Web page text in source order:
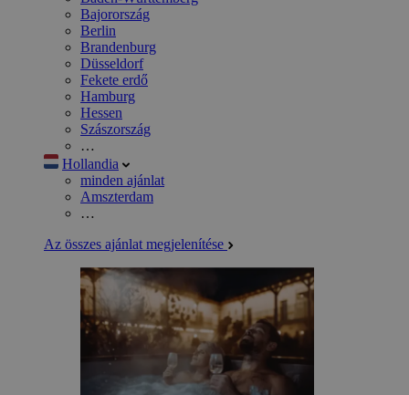
Bajorország
Berlin
Brandenburg
Düsseldorf
Fekete erdő
Hamburg
Hessen
Szászország
…
Hollandia
minden ajánlat
Amszterdam
…
Az összes ajánlat megjelenítése